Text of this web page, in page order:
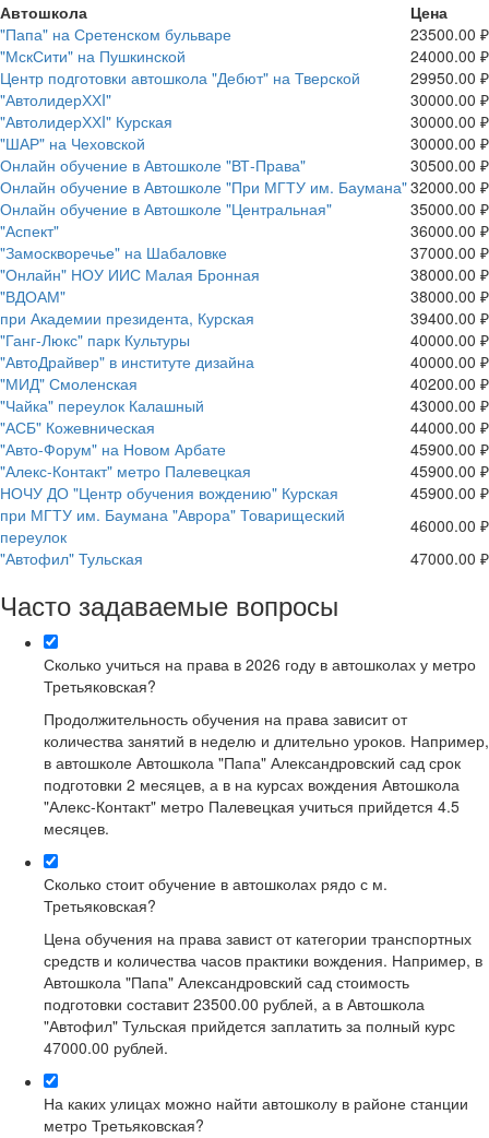
Автошкола
Цена
"Папа" на Сретенском бульваре
23500.00 ₽
"МскСити" на Пушкинской
24000.00 ₽
Центр подготовки автошкола "Дебют" на Тверской
29950.00 ₽
"АвтолидерХХI"
30000.00 ₽
"АвтолидерХХI" Курская
30000.00 ₽
"ШАР" на Чеховской
30000.00 ₽
Онлайн обучение в Автошколе "ВТ-Права"
30500.00 ₽
Онлайн обучение в Автошколе "При МГТУ им. Баумана"32000.00 ₽
Онлайн обучение в Автошколе "Центральная"
35000.00 ₽
"Аспект"
36000.00 ₽
"Замоскворечье" на Шабаловке
37000.00 ₽
"Онлайн" НОУ ИИС Малая Бронная
38000.00 ₽
"ВДОАМ"
38000.00 ₽
при Академии президента, Курская
39400.00 ₽
"Ганг-Люкс" парк Культуры
40000.00 ₽
"АвтоДрайвер" в институте дизайна
40000.00 ₽
"МИД" Смоленская
40200.00 ₽
"Чайка" переулок Калашный
43000.00 ₽
"АСБ" Кожевническая
44000.00 ₽
"Авто-Форум" на Новом Арбате
45900.00 ₽
"Алекс-Контакт" метро Палевецкая
45900.00 ₽
НОЧУ ДО "Центр обучения вождению" Курская
45900.00 ₽
при МГТУ им. Баумана "Аврора" Товарищеский
переулок
46000.00 ₽
"Автофил" Тульская
47000.00 ₽
Часто задаваемые вопросы
Сколько учиться на права в 2026 году в автошколах у метро
Третьяковская?
Продолжительность обучения на права зависит от
количества занятий в неделю и длительно уроков. Например,
в автошколе Автошкола "Папа" Александровский сад срок
подготовки 2 месяцев, а в на курсах вождения Автошкола
"Алекс-Контакт" метро Палевецкая учиться прийдется 4.5
месяцев.
Сколько стоит обучение в автошколах рядо с м.
Третьяковская?
Цена обучения на права завист от категории транспортных
средств и количества часов практики вождения. Например, в
Автошкола "Папа" Александровский сад стоимость
подготовки составит 23500.00 рублей, а в Автошкола
"Автофил" Тульская прийдется заплатить за полный курс
47000.00 рублей.
На каких улицах можно найти автошколу в районе станции
метро Третьяковская?